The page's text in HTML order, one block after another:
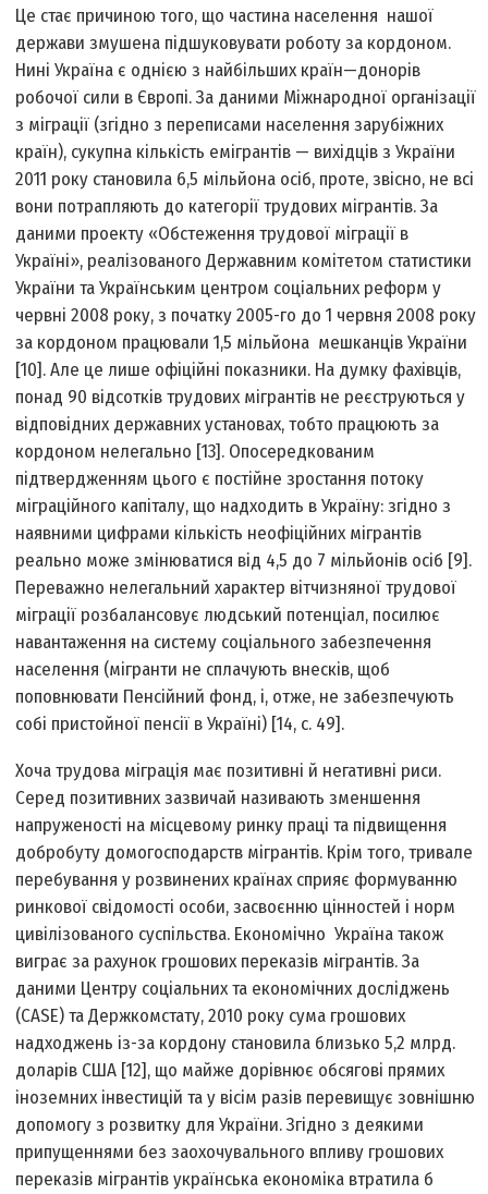
Це стає причиною того, що частина населення нашої
держави змушена підшуковувати роботу за кордоном.
Нині Україна є однією з найбільших країн—донорів
робочої сили в Європі. За даними Міжнародної організації
з міграції (згідно з переписами населення зарубіжних
країн), сукупна кількість емігрантів — вихідців з України
2011 року становила 6,5 мільйона осіб, проте, звісно, не всі
вони потрапляють до категорії трудових мігрантів. За
даними проекту «Обстеження трудової міграції в
Україні», реалізованого Державним комітетом статистики
України та Українським центром соціальних реформ у
червні 2008 року, з початку 2005-го до 1 червня 2008 року
за кордоном працювали 1,5 мільйона мешканців України
[10]. Але це лише офіційні показники. На думку фахівців,
понад 90 відсотків трудових мігрантів не реєструються у
відповідних державних установах, тобто працюють за
кордоном нелегально [13]. Опосередкованим
підтвердженням цього є постійне зростання потоку
міграційного капіталу, що надходить в Україну: згідно з
наявними цифрами кількість неофіційних мігрантів
реально може змінюватися від 4,5 до 7 мільйонів осіб [9].
Переважно нелегальний характер вітчизняної трудової
міграції розбалансовує людський потенціал, посилює
навантаження на систему соціального забезпечення
населення (мігранти не сплачують внесків, щоб
поповнювати Пенсійний фонд, і, отже, не забезпечують
собі пристойної пенсії в Україні) [14, с. 49].
Хоча трудова міграція має позитивні й негативні риси.
Серед позитивних зазвичай називають зменшення
напруженості на місцевому ринку праці та підвищення
добробуту домогосподарств мігрантів. Крім того, тривале
перебування у розвинених країнах сприяє формуванню
ринкової свідомості особи, засвоєнню цінностей і норм
цивілізованого суспільства. Економічно Україна також
виграє за рахунок грошових переказів мігрантів. За
даними Центру соціальних та економічних досліджень
(CASE) та Держкомстату, 2010 року сума грошових
надходжень із-за кордону становила близько 5,2 млрд.
доларів США [12], що майже дорівнює обсягові прямих
іноземних інвестицій та у вісім разів перевищує зовнішню
допомогу з розвитку для України. Згідно з деякими
припущеннями без заохочувального впливу грошових
переказів мігрантів українська економіка втратила б